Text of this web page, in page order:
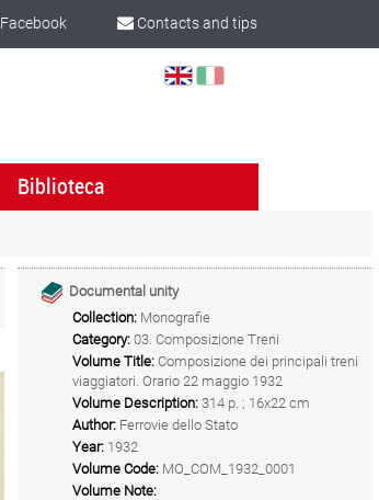
Contacts and tips
Facebook
Select
Biblioteca
Documental unity
Collection: Monografie
Category: 03. Composizione Treni
Volume Title: Composizione dei principali treni
viaggiatori. Orario 22 maggio 1932
Volume Description: 314 p. ; 16x22 cm
Author: Ferrovie dello Stato
Year: 1932
Volume Code: MO_COM_1932_0001
Volume Note: